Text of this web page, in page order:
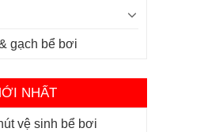
gạch bể bơi
NHẤT
vệ sinh bể bơi